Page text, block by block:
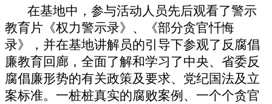
在基地中，参与活动人员先后观看了警示
教育片《权力警示录》、《部分贪官忏悔
录》，并在基地讲解员的引导下参观了反腐倡
廉教育回廊，全面了解和学习了中央、省委反
腐倡廉形势的有关政策及要求、党纪国法及立
案标准。一桩桩真实的腐败案例、一个个贪官